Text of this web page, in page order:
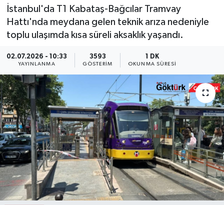
İstanbul'da T1 Kabataş-Bağcılar Tramvay
Hattı'nda meydana gelen teknik arıza nedeniyle
toplu ulaşımda kısa süreli aksaklık yaşandı.
02.07.2026 - 10:33
YAYINLANMA
3593
GÖSTERIM
1 DK
OKUNMA SÜRESI
GÖKTÜRK
GÜNDEM
KEMERBURGAZ
KÜLTÜR - SANAT
MAGAZİN
ÖZEL HABER
SAĞLIK
SPOR